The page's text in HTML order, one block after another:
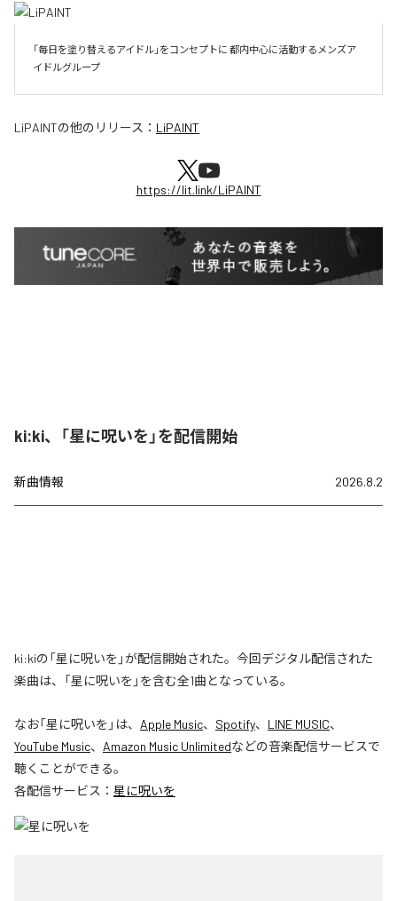
「毎日を塗り替えるアイドル」をコンセプトに 都内中心に活動するメンズア
イドルグループ
LiPAINTの他のリリース： LiPAINT
https://lit.link/LiPAINT
ki:ki、「星に呪いを」を配信開始
新曲情報 2026.8.2
ki:kiの「星に呪いを」が配信開始された。今回デジタル配信された
楽曲は、「星に呪いを」を含む全1曲となっている。
なお「星に呪いを 」は、 Apple Music、 Spotify、 LINE MUSIC、
YouTube Music、 Amazon Music Unlimitedなどの音楽配信サービスで
聴くことができる。
各配信サービス： 星に呪いを